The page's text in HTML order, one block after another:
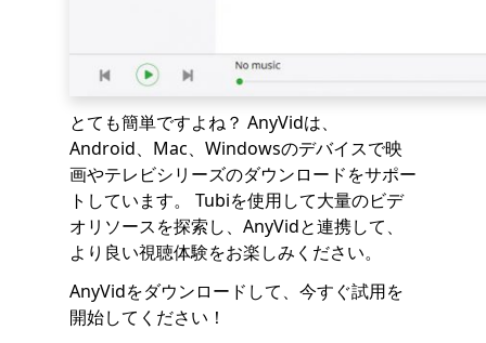
とても簡単ですよね？ AnyVidは、
Android、Mac、Windowsのデバイスで映
画やテレビシリーズのダウンロードをサポー
トしています。 Tubiを使用して大量のビデ
オリソースを探索し、AnyVidと連携して、
より良い視聴体験をお楽しみください。
AnyVidをダウンロードして、今すぐ試用を
開始してください！